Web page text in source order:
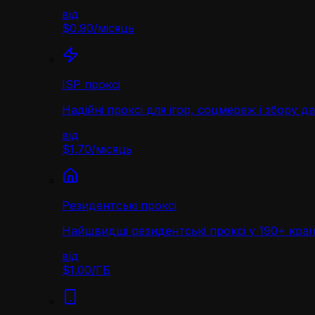
від
$0.90/місяць
ISP проксі
Надійні проксі для ігор, соцмереж і збору
від
$1.70/місяць
Резидентські проксі
Найшвидші резидентські проксі у 190+
від
$1.00/ГБ